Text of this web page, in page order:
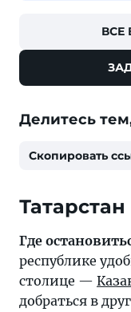
ВСЕ
Делитесь
Скопировать
Татарстан
Где
республике
столице —
добраться в